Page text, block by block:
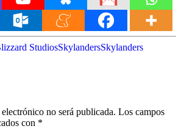
StudiosSkylandersSkylanders
no será publicada. Los campos
con *